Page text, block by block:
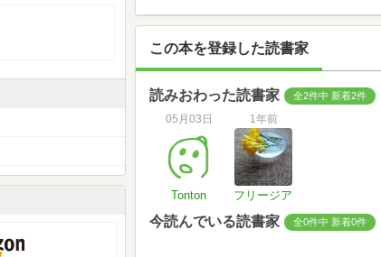
この本を登録した読書家
読みおわった読書家 全2件中 新着2件
05月03日
Tonton
1年前
フリージア
今読んでいる読書家 全0件中 新着0件